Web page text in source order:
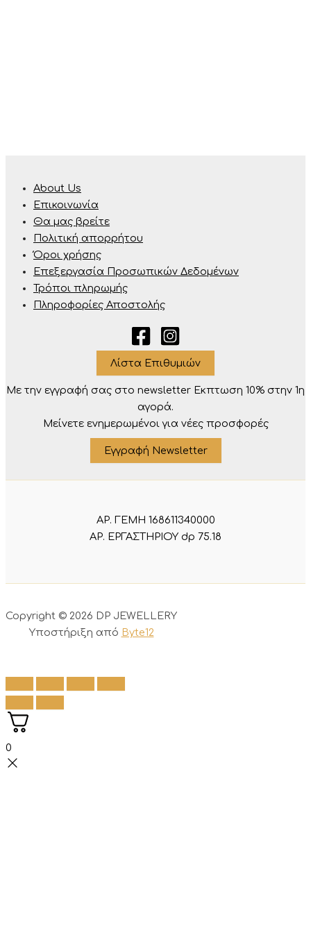
About Us
Επικοινωνία
Θα μας βρείτε
Πολιτική απορρήτου
Όροι χρήσης
Επεξεργασία Προσωπικών Δεδομένων
Τρόποι πληρωμής
Πληροφορίες Αποστολής
Λίστα Επιθυμιών
Με την εγγραφή σας στο newsletter Eκπτωση 10% στην 1η
αγορά.
Μείνετε ενημερωμένοι για νέες προσφορές
Εγγραφή Newsletter
ΑΡ. ΓΕΜΗ 168611340000
ΑΡ. ΕΡΓΑΣΤΗΡΙΟΥ dp 75.18
Copyright © 2026 DP JEWELLERY
Υποστήριξη από Byte12
0